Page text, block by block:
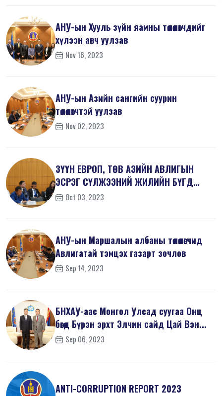
АНУ-ын Хууль зүйн яамны төлөөлөгчдийг
хүлээн авч уулзав
Nov 16, 2023
АНУ-ын Азийн сангийн суурин
төлөөлөгчтэй уулзав
Nov 02, 2023
ЗҮҮН ЕВРОП, ТӨВ АЗИЙН АВЛИГЫН
ЭСРЭГ СҮЛЖЭЭНИЙ ЖИЛИЙН БҮГД
ХУРАЛД ОРОЛЦ...
Oct 03, 2023
АНУ-ын Маршалын албаны төлөөлөгчид
Авлигатай тэмцэх газарт зочлов
Sep 14, 2023
БНХАУ-аас Монгол Улсад суугаа Онц
бөгөөд Бүрэн эрхт Элчин сайд Цай Вэн...
Sep 06, 2023
ANTI-СORRUPTION REPORT 2023